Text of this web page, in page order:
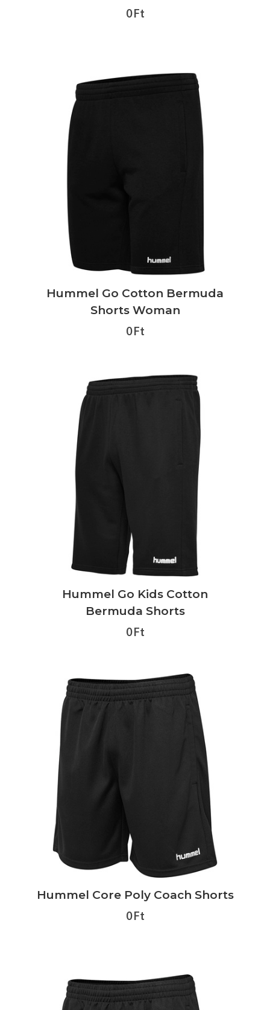
0 Ft
Hummel Go Cotton Bermuda
Shorts Woman
0 Ft
Hummel Go Kids Cotton
Bermuda Shorts
0 Ft
Hummel Core Poly Coach Shorts
0 Ft